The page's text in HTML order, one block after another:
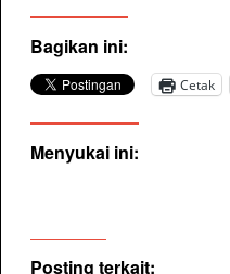
Bagikan ini:
Cetak
Menyukai ini:
Posting terkait: